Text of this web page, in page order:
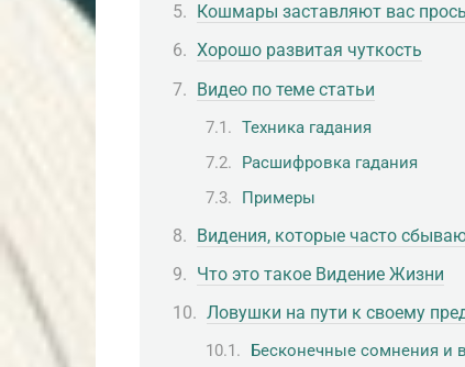
Кошмары заставляют вас
Хорошо развитая чуткость
Видео по теме статьи
Техника гадания
Расшифровка гадания
Примеры
Видения, которые часто
Что это такое Видение Жизни
Ловушки на пути к своему
Бесконечные сомнения и